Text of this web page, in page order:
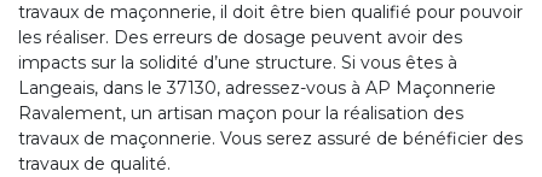
travaux de maçonnerie, il doit être bien qualifié pour pouvoir
les réaliser. Des erreurs de dosage peuvent avoir des
impacts sur la solidité d’une structure. Si vous êtes à
Langeais, dans le 37130, adressez-vous à AP Maçonnerie
Ravalement, un artisan maçon pour la réalisation des
travaux de maçonnerie. Vous serez assuré de bénéficier des
travaux de qualité.